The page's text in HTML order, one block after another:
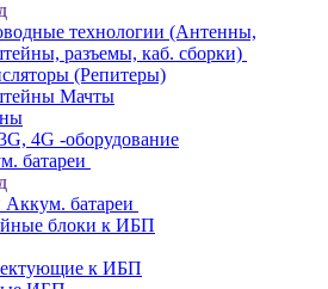
технологии (Антенны,
разъемы, каб. сборки)
(Репитеры)
Мачты
4G -оборудование
батареи
батареи
блоки к ИБП
к ИБП